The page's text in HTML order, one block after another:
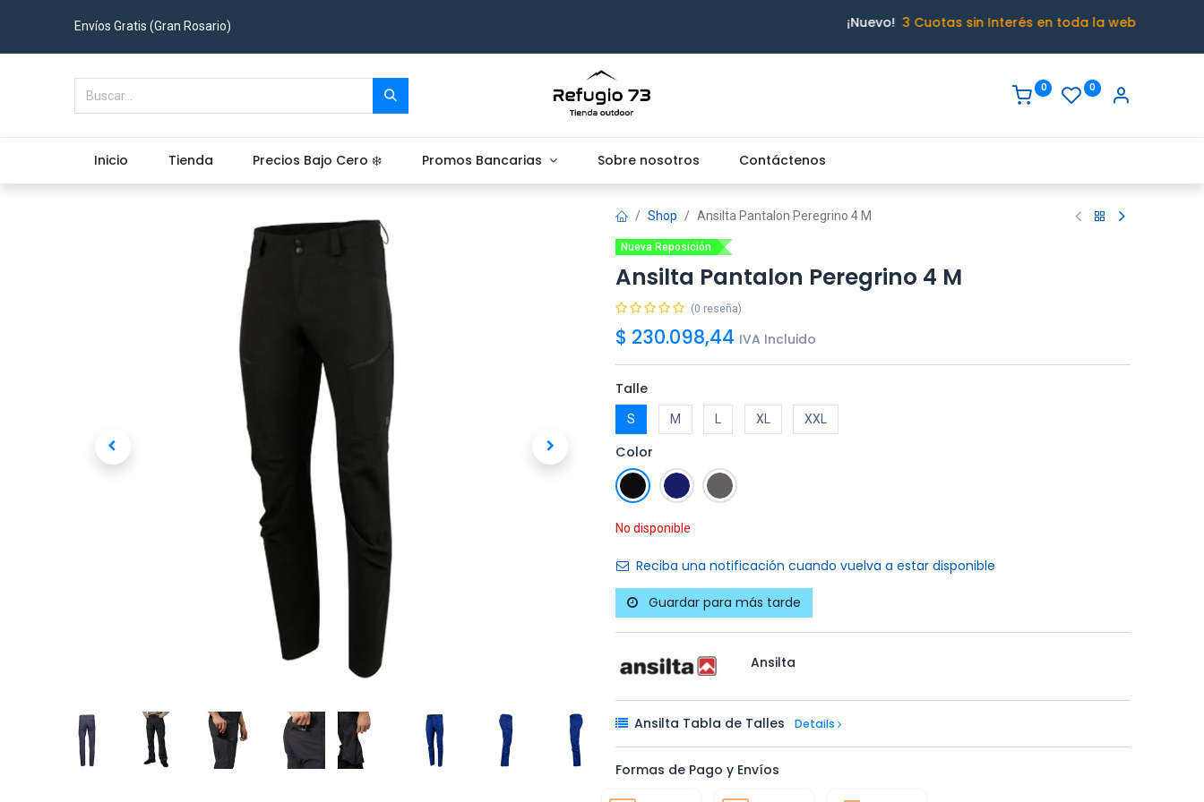
Envíos Gratis (Gran Rosario) ¡Nuevo! 3 Cuotas sin Interés en toda la web
0 0
Inicio Tienda Precios Bajo Cero ❄️ Promos Bancarias Sobre nosotros Contáctenos
Shop Ansilta Pantalon Peregrino 4 M
Nueva Reposición
Ansilta Pantalon Peregrino 4 M
(0 reseña)
$ 230.098,44 IVA Incluido
Talle
S M XL XXL
Color
No disponible
Reciba una notificación cuando vuelva a estar disponible
Guardar para más tarde
Ansilta
Ansilta Tabla de Talles Details
Formas de Pago y Envíos